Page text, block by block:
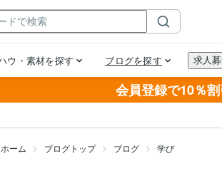
会員登録で10％
ホーム ブログトップ ブログ 学び